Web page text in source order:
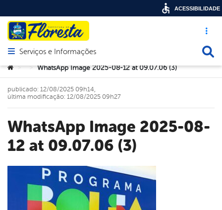
Acesso
Abrir menu principal de navegação
Serviços e Informações
Você está aqui:
> > WhatsApp Image 2025-08-12 at 09.07.06 (3)
WhatsApp Image 2025-08-
12 at 09.07.06 (3)
publicado: 12/08/2025 09h14,
última modificação: 12/08/2025 09h27
ACESSIBILIDADE